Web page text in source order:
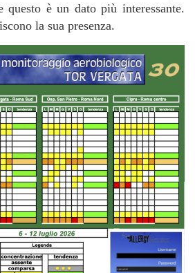
questo è un dato più interessante.
la sua presenza.